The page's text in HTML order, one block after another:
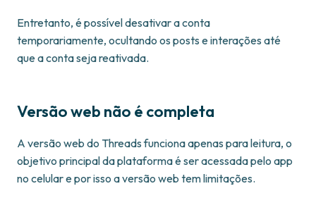
Entretanto, é possível desativar a conta
temporariamente, ocultando os posts e interações até
que a conta seja reativada.
Versão web não é completa
A versão web do Threads funciona apenas para leitura, o
objetivo principal da plataforma é ser acessada pelo app
no celular e por isso a versão web tem limitações.